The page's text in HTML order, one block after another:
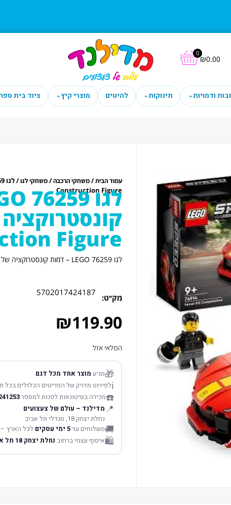
₪0.00
0
ודמויות⌄ תינוקות⌄ להיטים מוצרי קיץ⌄ ציוד בית ספר
עמוד הבית/משחקי הרכבה/משחקי לגו
Construction Figure
Figure
לגו LEGO 76259 – דמות קונסטרוקציה של באטמן | Batman Construction Figure
מק׳׳ט:
5702017424187
₪119.90
המלאי אזל
🎁מגיע מוצר אחד מכל דגם
ℹ️לפירוט מדויק של הפריטים הכלולים בכל
☎️מכירה בסיטונאות לפנות למספר
📍 מדילנד – עולם של צעצועים
נחלת יצחק 18, מגדלי תל אביב
🚚משלוחים עד5 ימי עסקים לכל הארץ –
🛍️איסוף עצמי ברחוב נחלת יצחק 18 תל אביב